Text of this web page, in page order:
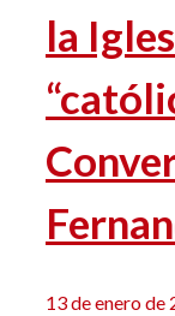
la
13 de enero de